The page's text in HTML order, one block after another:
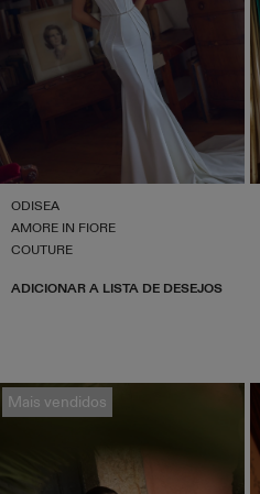
ODISEA
AMORE IN FIORE
COUTURE
ADICIONAR A LISTA DE DESEJOS
Mais vendidos